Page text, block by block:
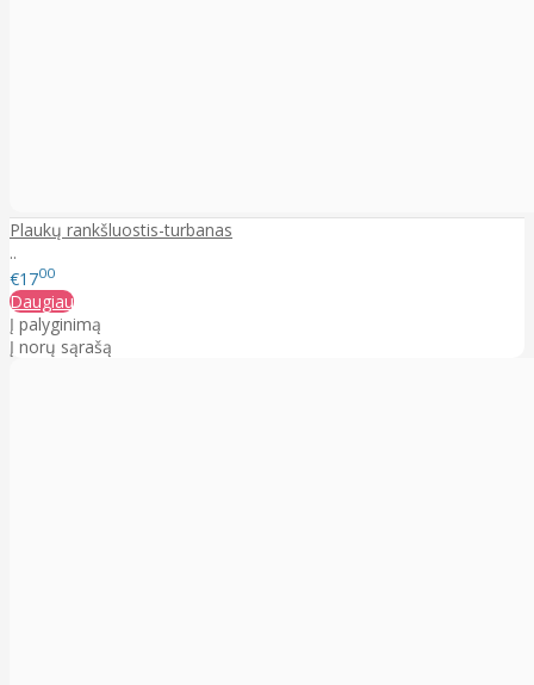
Plaukų rankšluostis-turbanas
..
€1700
Daugiau
Į palyginimą
Į norų sąrašą